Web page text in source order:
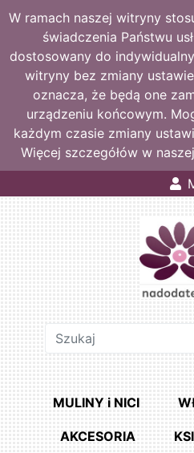
W ramach naszej witryny
świadczenia Państwu
dostosowany do
witryny bez zmiany
oznacza, że będą one
urządzeniu końcowym.
każdym czasie zmiany
Więcej szczegółów w
MULINY i NICI
AKCESORIA